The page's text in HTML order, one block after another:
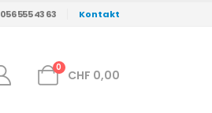
056 555 43 63 Kontakt
0
CHF 0,00